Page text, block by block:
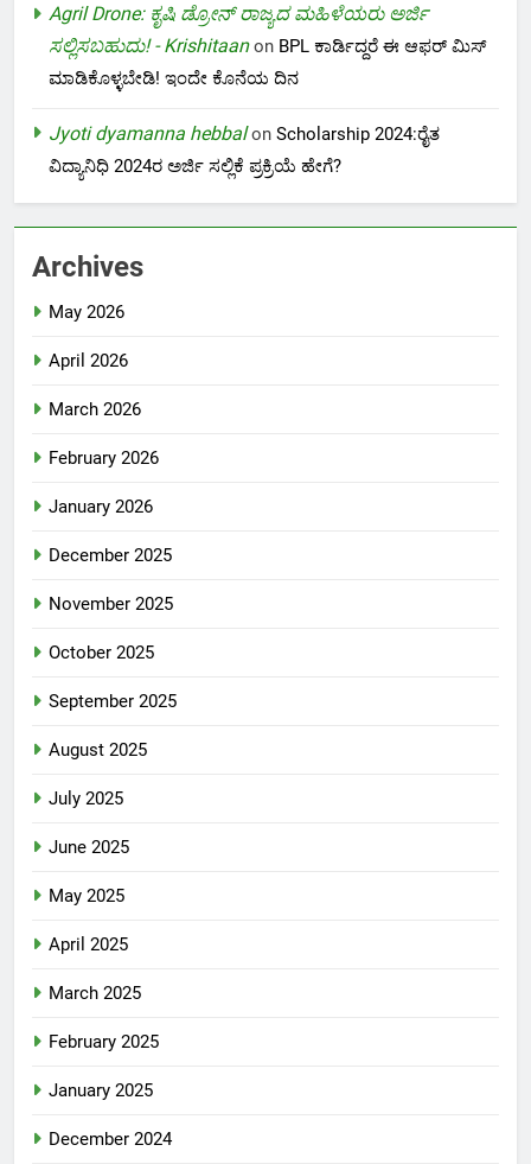
Agril Drone: ಕೃಷಿ ಡ್ರೋನ್ ರಾಜ್ಯದ ಮಹಿಳೆಯರು ಅರ್ಜಿ
ಸಲ್ಲಿಸಬಹುದು! - Krishitaanon BPL ಕಾರ್ಡಿದ್ದರೆ ಈ ಆಫರ್ ಮಿಸ್
ಮಾಡಿಕೊಳ್ಳಬೇಡಿ! ಇಂದೇ ಕೊನೆಯ ದಿನ
Jyoti dyamanna hebbalon Scholarship 2024:ರೈತ
ವಿದ್ಯಾನಿಧಿ 2024ರ ಅರ್ಜಿ ಸಲ್ಲಿಕೆ ಪ್ರಕ್ರಿಯೆ ಹೇಗೆ?
Archives
May 2026
April 2026
March 2026
February 2026
January 2026
December 2025
November 2025
October 2025
September 2025
August 2025
July 2025
June 2025
May 2025
April 2025
March 2025
February 2025
January 2025
December 2024